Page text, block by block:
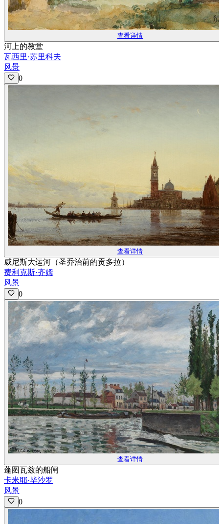
查看详情
河上的教堂
瓦西里·苏里科夫
风景
0
查看详情
威尼斯大运河（圣乔治前的贡多拉）
费利克斯·齐姆
风景
0
查看详情
蓬图瓦兹的船闸
卡米耶·毕沙罗
风景
0